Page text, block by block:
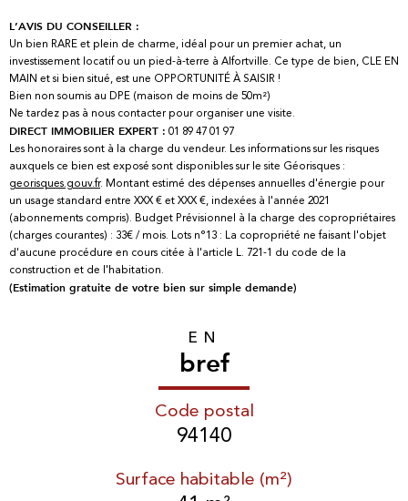
L’AVIS DU CONSEILLER :
Un bien RARE et plein de charme, idéal pour un premier achat, un
investissement locatif ou un pied-à-terre à Alfortville. Ce type de bien, CLE EN
MAIN et si bien situé, est une OPPORTUNITÉ À SAISIR !
Bien non soumis au DPE (maison de moins de 50m²)
Ne tardez pas à nous contacter pour organiser une visite.
DIRECT IMMOBILIER EXPERT : 01 89 47 01 97
Les honoraires sont à la charge du vendeur. Les informations sur les risques
auxquels ce bien est exposé sont disponibles sur le site Géorisques :
georisques.gouv.fr. Montant estimé des dépenses annuelles d'énergie pour
un usage standard entre XXX € et XXX €, indexées à l'année 2021
(abonnements compris). Budget Prévisionnel à la charge des copropriétaires
(charges courantes) : 33€ / mois. Lots n°13 : La copropriété ne faisant l'objet
d'aucune procédure en cours citée à l'article L. 721-1 du code de la
construction et de l'habitation.
(Estimation gratuite de votre bien sur simple demande)
EN
bref
Code postal
94140
Surface habitable (m²)